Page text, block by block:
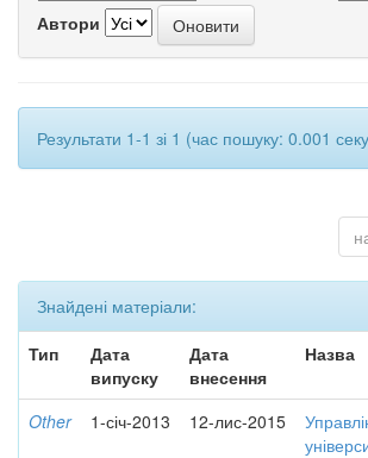
Автори
Результати 1-1 зі 1 (час пошуку: 0.001
Знайдені матеріали:
Тип
Дата
випуску
Дата
внесення
Назва
Other 1-січ-2013 12-лис-2015